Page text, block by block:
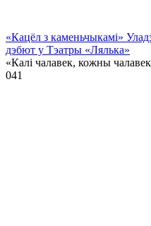
«Кацёл з каменьчыкамі»
дэбют у Тэатры «Лялька»
«Калі чалавек, кожны
041